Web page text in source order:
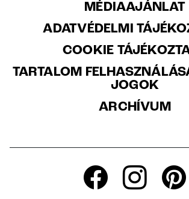
MÉDIAAJÁNLAT
ADATVÉDELMI
COOKIE
TARTALOM
JOGOK
ARCHÍVUM